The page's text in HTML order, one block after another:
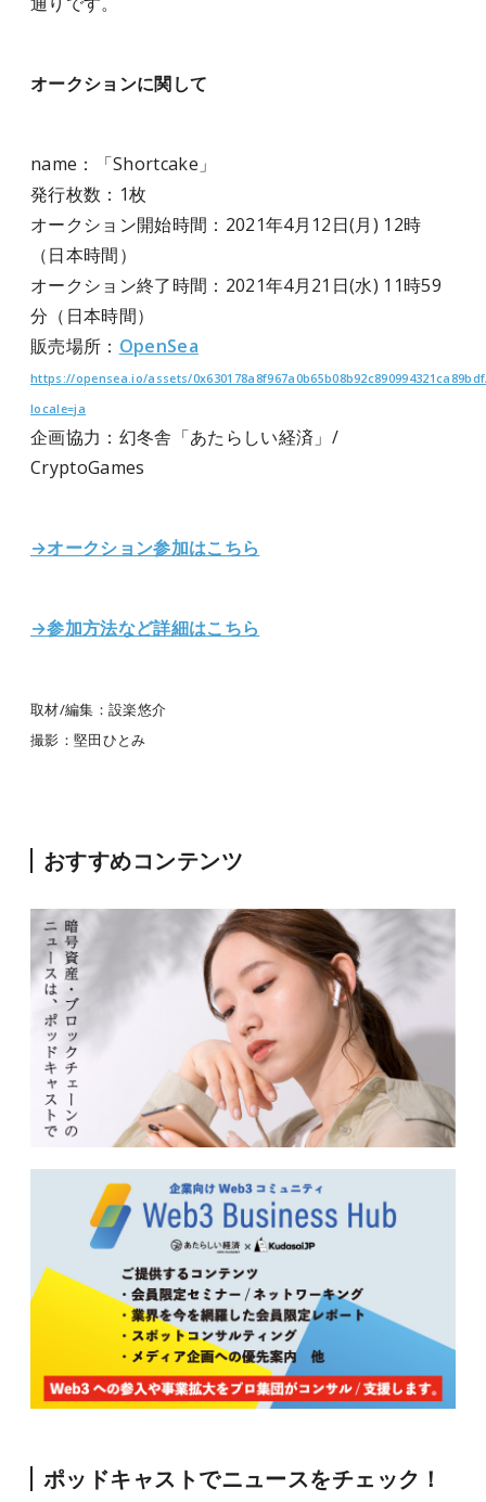
オークションに関して
name：「Shortcake」
発行枚数：1枚
オークション開始時間：2021年4月12日(月) 12時
（日本時間）
オークション終了時間：2021年4月21日(水) 11時59
分（日本時間）
販売場所： OpenSea
https://opensea.io/assets/
locale=ja
企画協力：幻冬舎「あたらしい経済」/
CryptoGames
→オークション参加はこちら
→参加方法など詳細はこちら
取材/編集：設楽悠介
撮影：堅田ひとみ
おすすめコンテンツ
ポッドキャストでニュースをチェック！